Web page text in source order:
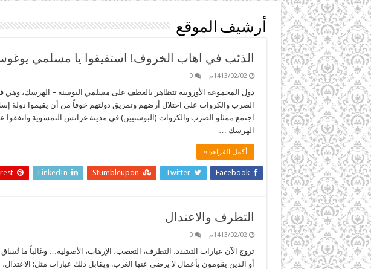
أرشيف الموقع
الذئب في اهاب الخروف! استفيقوا يا مسلمي
1413/02/02م 0
دول المجموعة الأوروبية تتظاهر بالعطف على مسلمي البوسنة – الهرسك، وهي
اجتمع ممثلو الصرب والكروات (البوسنيين) في مدينة غراتس النمسوية واتفقوا
الهرسك …
أكمل القراءة »
Facebook
Twitter
Stumbleupon
LinkedIn
التطرف والاعتدال
1413/02/02م 0
تروج الآن عبارات التشدد، التطرف، التعصب، الإرهاب، الأصولية… وغالباً ما
أو الذين يقومون بأعمال لا يرضى عنها الغرب. ويقابل ذلك عبارات مثل: الاعتدال،